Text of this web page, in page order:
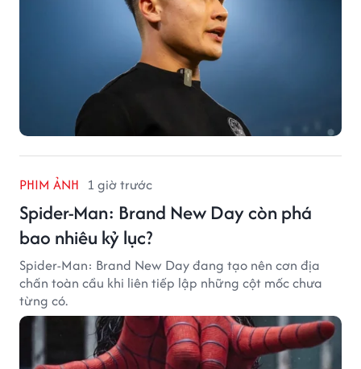
PHIM ẢNH 1 giờ trước
Spider-Man: Brand New Day còn phá
bao nhiêu kỷ lục?
Spider-Man: Brand New Day đang tạo nên cơn địa
chấn toàn cầu khi liên tiếp lập những cột mốc chưa
từng có.